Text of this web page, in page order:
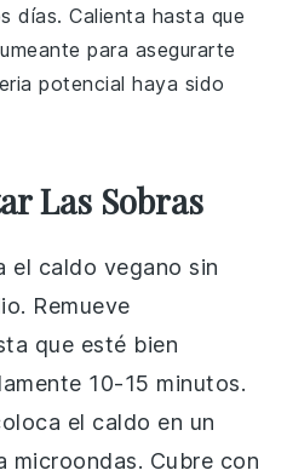
días. Calienta hasta que
para asegurarte
potencial haya sido
Las Sobras
el caldo vegano sin
Remueve
que esté bien
10-15 minutos.
el caldo en un
microondas. Cubre con